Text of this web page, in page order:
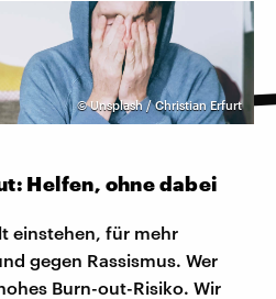
©Unsplash / Christian Erfurt
Helfen, ohne dabei
einstehen, für mehr
gegen Rassismus. Wer
Burn-out-Risiko. Wir